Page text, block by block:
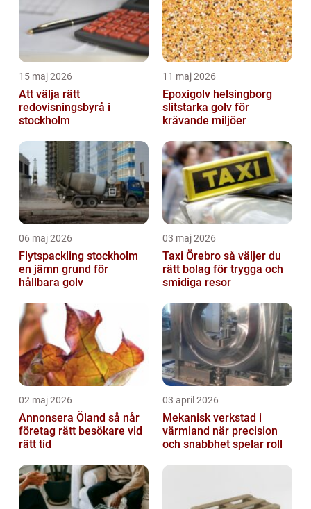
15 maj 2026
Att välja rätt
redovisningsbyrå i
stockholm
11 maj 2026
Epoxigolv helsingborg
slitstarka golv för
krävande miljöer
06 maj 2026
Flytspackling stockholm
en jämn grund för
hållbara golv
03 maj 2026
Taxi Örebro så väljer du
rätt bolag för trygga och
smidiga resor
02 maj 2026
Annonsera Öland så når
företag rätt besökare vid
rätt tid
03 april 2026
Mekanisk verkstad i
värmland när precision
och snabbhet spelar roll